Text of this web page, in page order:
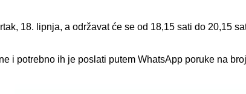
18. lipnja, a održavat će se od 18,15 sati do 20,15
i potrebno ih je poslati putem WhatsApp poruke na